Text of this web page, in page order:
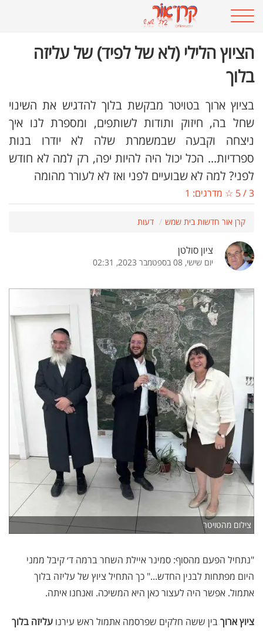
הציוץ הלילי (לא של לפיד) של עליזה
בלוך
בציוץ ארוך בטויטר מבקשת בלוך להדגיש את השינוי
שחל בה, חיזוק ותודות לשותפים, ומספרת לנו איך
ניצחה וקבעה שבמשמרת שלה לא יודרו בנות
ספרדיות... הכל יכול היה להיות יפה, רק למה לא חודש
לפני? למה לא שבועיים לפני ואז לא לעורר מהומה
3
/
5 ☆ מדרגים: 1
קרן אור חדשות בית שמש דעות
ציון סולטן
יום שישי, 08 בספטמבר 2023, 02:31
צילום מהטויטר
"נתחיל הפעם מהסוף: סמינר איילת השחר ברמה ד׳ קיבל ממני
היום מפתחות לבנין החדש..." כך התחיל ציוץ של עליזה בלוך
אתמול. אפשר היה לעצור כאן היא המשיכה. ואנחנו איתה.
ציוץ ארוךבין ששה חלקים שפרסמה אתמול ראש עירנו עליזה בלוך